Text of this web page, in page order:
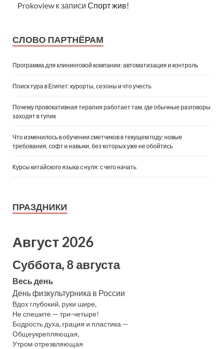
Prokoview к записи Спорт жив!
СЛОВО ПАРТНЁРАМ
Программа для клининговой компании: автоматизация и контроль
Поиск тура в Египет: курорты, сезоны и что учесть
Почему провокативная терапия работает там, где обычные разговоры
заходят в тупик
Что изменилось в обучении сметчиков в текущем году: новые
требования, софт и навыки, без которых уже не обойтись
Курсы китайского языка с нуля: с чего начать
ПРАЗДНИКИ
Август 2026
Суббота, 8 августа
Весь день
День физкультурника в России
Вдох глубокий, руки шире,
Не спешите — три-четыре!
Бодрость духа, грация и пластика —
Общеукрепляющая,
Утром отрезвляющая